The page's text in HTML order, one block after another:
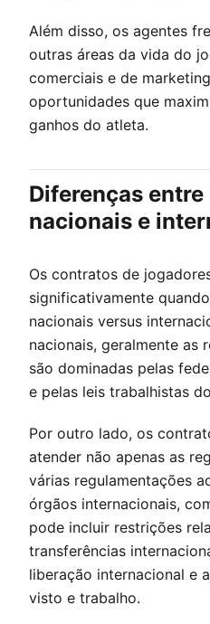
Além disso, os agentes
outras áreas da vida do
comerciais e de
oportunidades que
ganhos do atleta.
Diferenças
nacionais e
Os contratos de
significativamente
nacionais versus
nacionais, geralmente as
são dominadas pelas
e pelas leis trabalhistas
Por outro lado, os
atender não apenas as
várias regulamentações
órgãos internacionais,
pode incluir restrições
transferências
liberação internacional e
visto e trabalho.